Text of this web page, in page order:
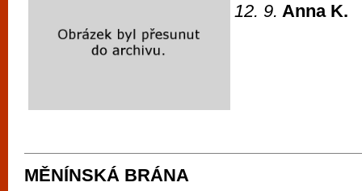
12. 9. Anna K.
MĚNÍNSKÁ BRÁNA